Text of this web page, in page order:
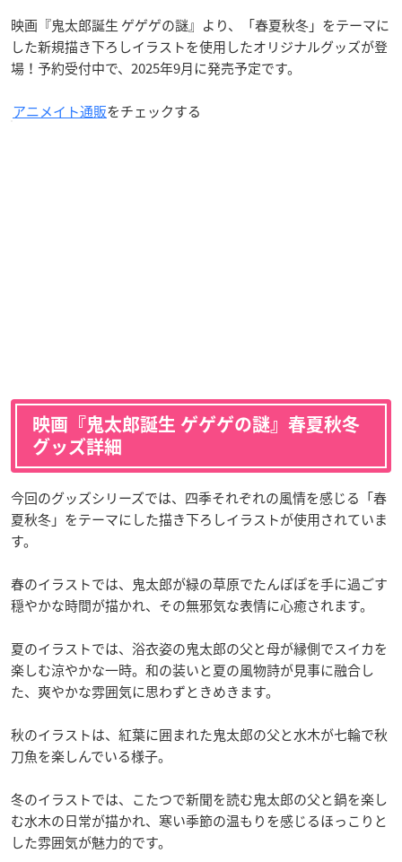
映画『鬼太郎誕生 ゲゲゲの謎』より、「春夏秋冬」をテーマに
した新規描き下ろしイラストを使用したオリジナルグッズが登
場！予約受付中で、2025年9月に発売予定です。
アニメイト通販をチェックする
映画『鬼太郎誕生 ゲゲゲの謎』春夏秋冬
グッズ詳細
今回のグッズシリーズでは、四季それぞれの風情を感じる「春
夏秋冬」をテーマにした描き下ろしイラストが使用されていま
す。
春のイラストでは、鬼太郎が緑の草原でたんぽぽを手に過ごす
穏やかな時間が描かれ、その無邪気な表情に心癒されます。
夏のイラストでは、浴衣姿の鬼太郎の父と母が縁側でスイカを
楽しむ涼やかな一時。和の装いと夏の風物詩が見事に融合し
た、爽やかな雰囲気に思わずときめきます。
秋のイラストは、紅葉に囲まれた鬼太郎の父と水木が七輪で秋
刀魚を楽しんでいる様子。
冬のイラストでは、こたつで新聞を読む鬼太郎の父と鍋を楽し
む水木の日常が描かれ、寒い季節の温もりを感じるほっこりと
した雰囲気が魅力的です。